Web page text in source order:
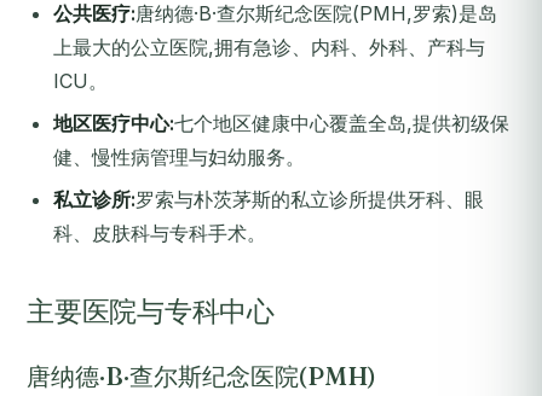
公共医疗:唐纳德·B·查尔斯纪念医院(PMH,罗索)是岛
上最大的公立医院,拥有急诊、内科、外科、产科与
ICU。
地区医疗中心:七个地区健康中心覆盖全岛,提供初级保
健、慢性病管理与妇幼服务。
私立诊所:罗索与朴茨茅斯的私立诊所提供牙科、眼
科、皮肤科与专科手术。
主要医院与专科中心
唐纳德·B·查尔斯纪念医院(PMH)